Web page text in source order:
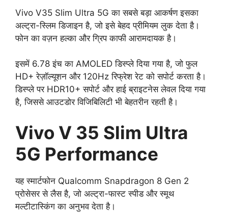
Vivo V35 Slim Ultra 5G का सबसे बड़ा आकर्षण इसका
अल्ट्रा-स्लिम डिजाइन है, जो इसे बेहद प्रीमियम लुक देता है।
फोन का वज़न हल्का और ग्रिप काफी आरामदायक है।
इसमें 6.78 इंच का AMOLED डिस्प्ले दिया गया है, जो फुल
HD+ रेज़ॉल्यूशन और 120Hz रिफ्रेश रेट को सपोर्ट करता है।
डिस्प्ले पर HDR10+ सपोर्ट और हाई ब्राइटनेस लेवल दिया गया
है, जिससे आउटडोर विजिबिलिटी भी बेहतरीन रहती है।
Vivo V 35 Slim Ultra
5G Performance
यह स्मार्टफोन Qualcomm Snapdragon 8 Gen 2
प्रोसेसर से लैस है, जो अल्ट्रा-फास्ट स्पीड और स्मूथ
मल्टीटास्किंग का अनुभव देता है।